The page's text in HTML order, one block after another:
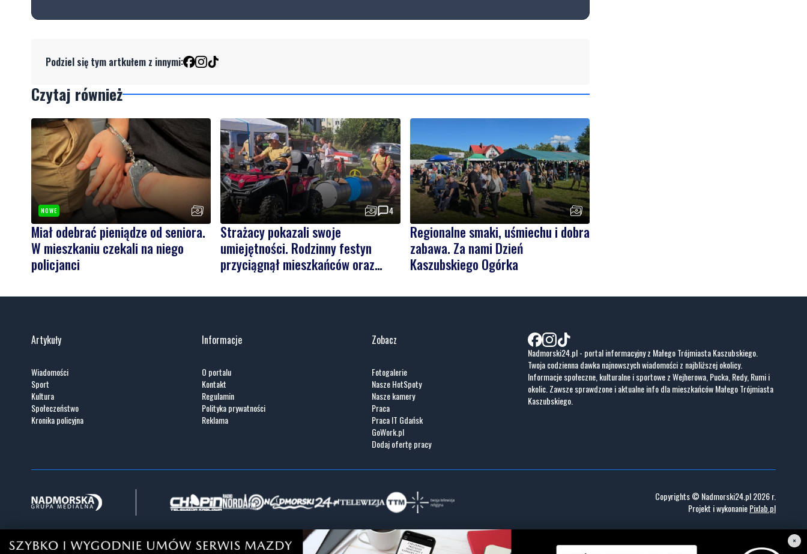
Podziel się tym artkułem z innymi:
Czytaj również
NOWE
Miał odebrać pieniądze od seniora.
W mieszkaniu czekali na niego
policjanci
4
Strażacy pokazali swoje
umiejętności. Rodzinny festyn
przyciągnął mieszkańców oraz
Regionalne smaki, uśmiechu i dobra
zabawa. Za nami Dzień
Kaszubskiego Ogórka
Artykuły
Wiadomości
Sport
Kultura
Społeczeństwo
Kronika policyjna
Informacje
O portalu
Kontakt
Regulamin
Polityka prywatności
Reklama
Zobacz
Fotogalerie
Nasze HotSpoty
Nasze kamery
Praca
Praca IT Gdańsk
GoWork.pl
Dodaj ofertę pracy
Nadmorski24.pl - portal informacyjny z Małego Trójmiasta Kaszubskiego.
Twoja codzienna dawka najnowszych wiadomości z najbliższej okolicy.
Informacje społeczne, kulturalne i sportowe z Wejherowa, Pucka, Redy, Rumi i
okolic. Zawsze sprawdzone i aktualne info dla mieszkańców Małego Trójmiasta
Kaszubskiego.
Copyrights © Nadmorski24.pl 2026 r.
Projekt i wykonaniePixlab.pl
×